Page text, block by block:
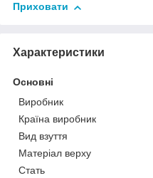
Приховати
Характеристики
Основні
Виробник
Країна виробник
Вид взуття
Матеріал верху
Стать